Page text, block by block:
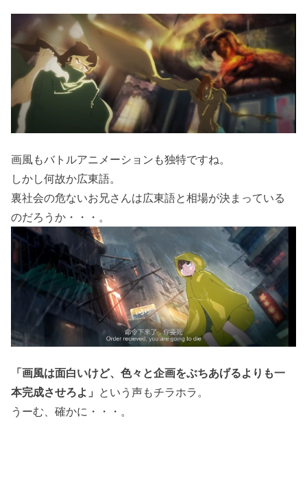
画風もバトルアニメーションも独特ですね。
しかし何故か広東語。
裏社会の危ないお兄さんは広東語と相場が決まっている
のだろうか・・・。
「画風は面白いけど、色々と企画をぶちあげるよりも一
本完成させろよ」 という声もチラホラ。
うーむ、確かに・・・。